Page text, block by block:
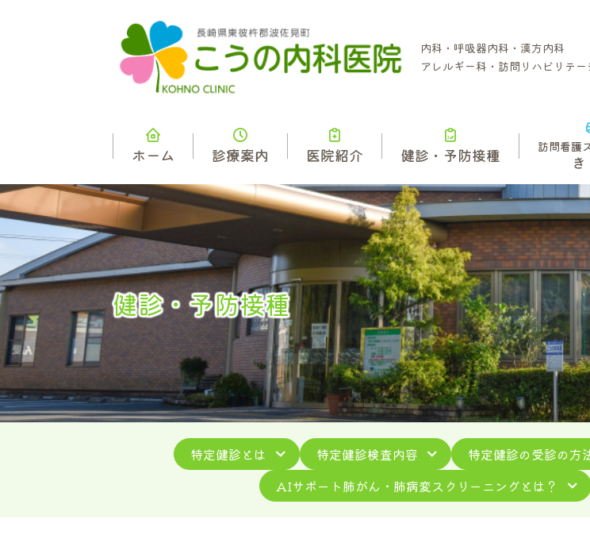
内科・呼吸器内科・漢方内科
アレルギー科・訪問リハビリテー
ホーム 診療案内 医院紹介 健診・予防接種 訪問看護
健診・予防接種
特定健診とは 特定健診検査内容 特定健診の受診の方
AIサポート肺がん・肺病変スクリーニングとは？